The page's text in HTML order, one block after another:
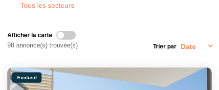
Qui Sommes Nous
Tous les secteurs
Afficher la carte
98 annonce(s) trouvée(s) Trier par
Exclusif